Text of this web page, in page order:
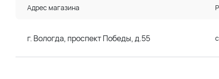
Адрес магазина
г. Вологда, проспект Победы, д.55